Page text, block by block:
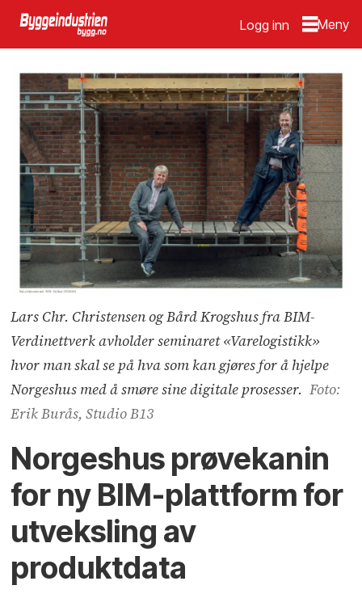
Logg inn
Lars Chr. Christensen og Bård Krogshus fra BIM-
Verdinettverk avholder seminaret «Varelogistikk»
hvor man skal se på hva som kan gjøres for å hjelpe
Norgeshus med å smøre sine digitale prosesser. Foto:
Erik Burås, Studio B13
Norgeshus prøvekanin
for ny BIM-plattform for
utveksling av
produktdata